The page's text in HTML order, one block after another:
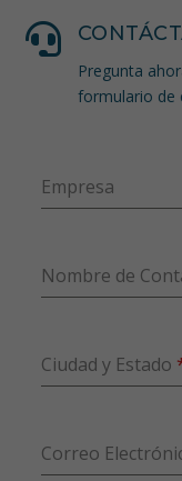

Pregunta
formulario de
Empresa
Nombre de
Ciudad y Estado
Correo